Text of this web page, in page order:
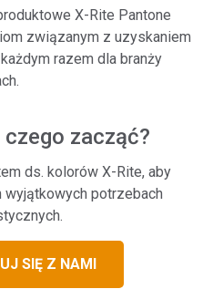
X-Rite Pantone
związanym z uzyskaniem
razem dla branży
zacząć?
ds. kolorów X-Rite, aby
potrzebach
SIĘ Z NAMI